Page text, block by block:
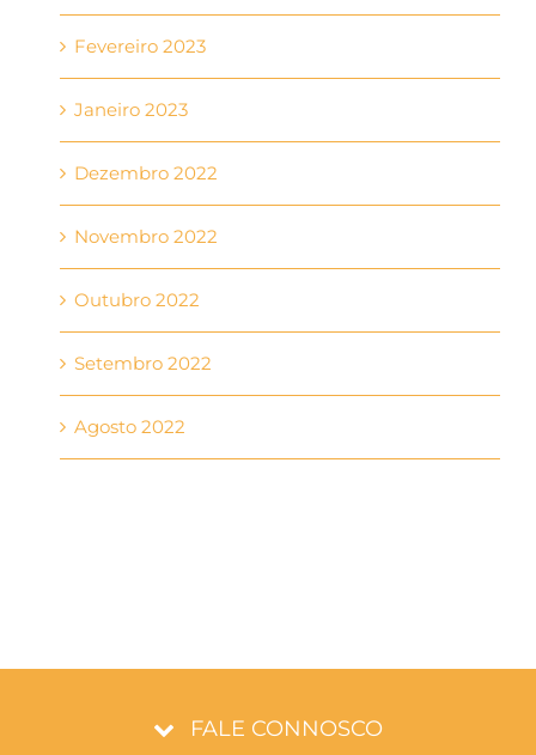
Fevereiro 2023
Janeiro 2023
Dezembro 2022
Novembro 2022
Outubro 2022
Setembro 2022
Agosto 2022
FALE CONNOSCO